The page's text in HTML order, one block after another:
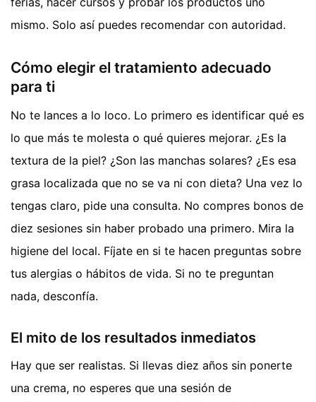
mismo. Solo así puedes recomendar con autoridad.
Cómo elegir el tratamiento adecuado
para ti
No te lances a lo loco. Lo primero es identificar qué es
lo que más te molesta o qué quieres mejorar. ¿Es la
textura de la piel? ¿Son las manchas solares? ¿Es esa
grasa localizada que no se va ni con dieta? Una vez lo
tengas claro, pide una consulta. No compres bonos de
diez sesiones sin haber probado una primero. Mira la
higiene del local. Fíjate en si te hacen preguntas sobre
tus alergias o hábitos de vida. Si no te preguntan
nada, desconfía.
El mito de los resultados inmediatos
Hay que ser realistas. Si llevas diez años sin ponerte
una crema, no esperes que una sesión de